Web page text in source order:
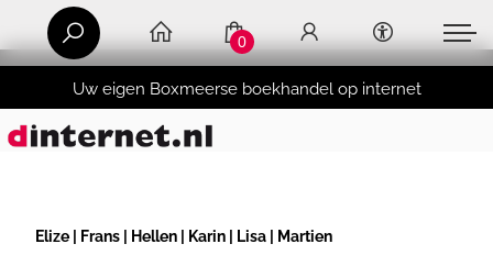
Uw eigen Boxmeerse boekhandel op internet
0
Elize | Frans | Hellen | Karin | Lisa | Martien